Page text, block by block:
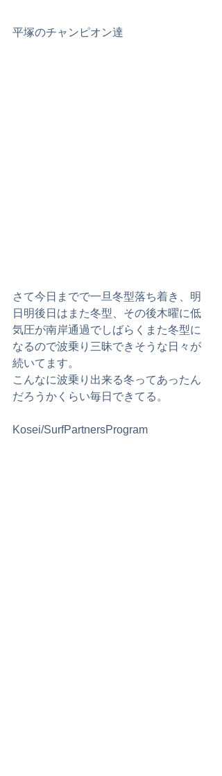
平塚のチャンピオン達
さて今日までで一旦冬型落ち着き、明
日明後日はまた冬型、その後木曜に低
気圧が南岸通過でしばらくまた冬型に
なるので波乗り三昧できそうな日々が
続いてます。
こんなに波乗り出来る冬ってあったん
だろうかくらい毎日できてる。
Kosei/SurfPartnersProgram